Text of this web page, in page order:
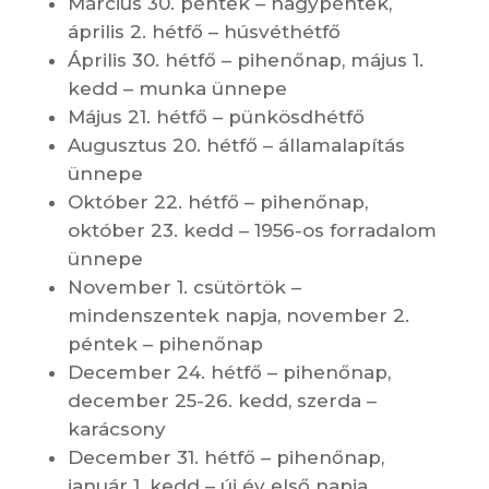
április 2. hétfő – húsvéthétfő
Április 30. hétfő – pihenőnap, május 1.
kedd – munka ünnepe
Május 21. hétfő – pünkösdhétfő
Augusztus 20. hétfő – államalapítás
ünnepe
Október 22. hétfő – pihenőnap,
október 23. kedd – 1956-os forradalom
ünnepe
November 1. csütörtök –
mindenszentek napja, november 2.
péntek – pihenőnap
December 24. hétfő – pihenőnap,
december 25-26. kedd, szerda –
karácsony
December 31. hétfő – pihenőnap,